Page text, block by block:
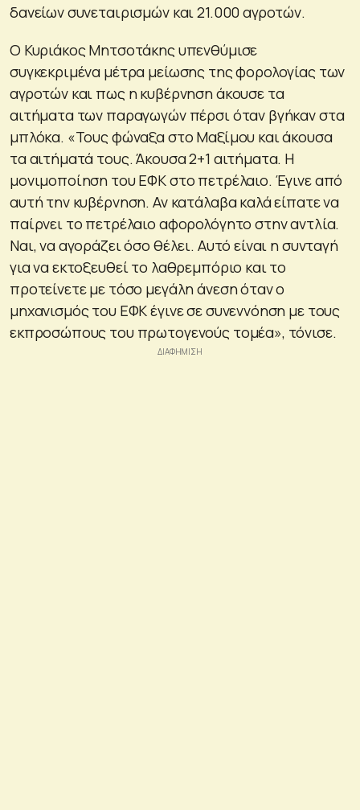
δανείων συνεταιρισμών και 21.000 αγροτών.
Ο Κυριάκος Μητσοτάκης υπενθύμισε
συγκεκριμένα μέτρα μείωσης της φορολογίας των
αγροτών και πως η κυβέρνηση άκουσε τα
αιτήματα των παραγωγών πέρσι όταν βγήκαν στα
μπλόκα. «Τους φώναξα στο Μαξίμου και άκουσα
τα αιτήματά τους. Άκουσα 2+1 αιτήματα. Η
μονιμοποίηση του ΕΦΚ στο πετρέλαιο. Έγινε από
αυτή την κυβέρνηση. Αν κατάλαβα καλά είπατε να
παίρνει το πετρέλαιο αφορολόγητο στην αντλία.
Ναι, να αγοράζει όσο θέλει. Αυτό είναι η συνταγή
για να εκτοξευθεί το λαθρεμπόριο και το
προτείνετε με τόσο μεγάλη άνεση όταν ο
μηχανισμός του ΕΦΚ έγινε σε συνεννόηση με τους
εκπροσώπους του πρωτογενούς τομέα», τόνισε.